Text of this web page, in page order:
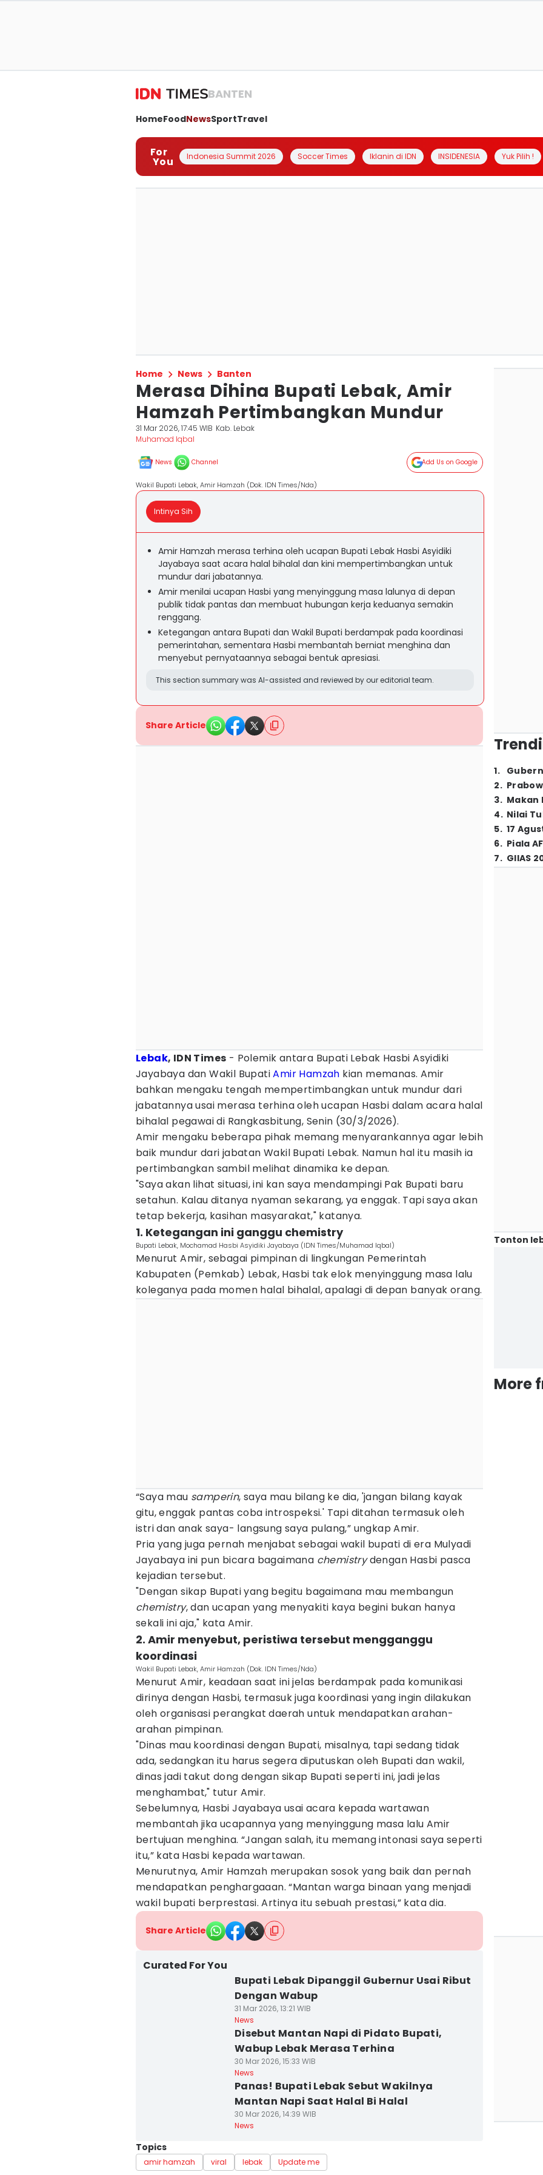
BANTEN
HomeFoodNewsSportTravel
For
You Indonesia Summit 2026 Soccer Times Iklanin di IDN INSIDENESIA Yuk Pilih !
Home News Banten
Merasa Dihina Bupati Lebak, Amir
Hamzah Pertimbangkan Mundur
31 Mar 2026, 17:45 WIB Kab. Lebak
Muhamad Iqbal
News Channel Add Us on Google
Wakil Bupati Lebak, Amir Hamzah (Dok. IDN Times/Nda)
Intinya Sih
Amir Hamzah merasa terhina oleh ucapan Bupati Lebak Hasbi Asyidiki
Jayabaya saat acara halal bihalal dan kini mempertimbangkan untuk
mundur dari jabatannya.
Amir menilai ucapan Hasbi yang menyinggung masa lalunya di depan
publik tidak pantas dan membuat hubungan kerja keduanya semakin
renggang.
Ketegangan antara Bupati dan Wakil Bupati berdampak pada koordinasi
pemerintahan, sementara Hasbi membantah berniat menghina dan
menyebut pernyataannya sebagai bentuk apresiasi.
This section summary was AI-assisted and reviewed by our editorial team.
Share Article
Lebak, IDN Times - Polemik antara Bupati Lebak Hasbi Asyidiki
Jayabaya dan Wakil BupatiAmir Hamzah kian memanas. Amir
bahkan mengaku tengah mempertimbangkan untuk mundur dari
jabatannya usai merasa terhina oleh ucapan Hasbi dalam acara halal
bihalal pegawai di Rangkasbitung, Senin (30/3/2026).
Amir mengaku beberapa pihak memang menyarankannya agar lebih
baik mundur dari jabatan Wakil Bupati Lebak. Namun hal itu masih ia
pertimbangkan sambil melihat dinamika ke depan.
"Saya akan lihat situasi, ini kan saya mendampingi Pak Bupati baru
setahun. Kalau ditanya nyaman sekarang, ya enggak. Tapi saya akan
tetap bekerja, kasihan masyarakat," katanya.
1. Ketegangan ini ganggu chemistry
Bupati Lebak, Mochamad Hasbi Asyidiki Jayabaya (IDN Times/Muhamad Iqbal)
Menurut Amir, sebagai pimpinan di lingkungan Pemerintah
Kabupaten (Pemkab) Lebak, Hasbi tak elok menyinggung masa lalu
koleganya pada momen halal bihalal, apalagi di depan banyak orang.
“Saya mau samperin, saya mau bilang ke dia, 'jangan bilang kayak
gitu, enggak pantas coba introspeksi.' Tapi ditahan termasuk oleh
istri dan anak saya- langsung saya pulang,” ungkap Amir.
Pria yang juga pernah menjabat sebagai wakil bupati di era Mulyadi
Jayabaya ini pun bicara bagaimana chemistrydengan Hasbi pasca
kejadian tersebut.
"Dengan sikap Bupati yang begitu bagaimana mau membangun
chemistry, dan ucapan yang menyakiti kaya begini bukan hanya
sekali ini aja," kata Amir.
2. Amir menyebut, peristiwa tersebut mengganggu
koordinasi
Wakil Bupati Lebak, Amir Hamzah (Dok. IDN Times/Nda)
Menurut Amir, keadaan saat ini jelas berdampak pada komunikasi
dirinya dengan Hasbi, termasuk juga koordinasi yang ingin dilakukan
oleh organisasi perangkat daerah untuk mendapatkan arahan-
arahan pimpinan.
"Dinas mau koordinasi dengan Bupati, misalnya, tapi sedang tidak
ada, sedangkan itu harus segera diputuskan oleh Bupati dan wakil,
dinas jadi takut dong dengan sikap Bupati seperti ini, jadi jelas
menghambat," tutur Amir.
Sebelumnya, Hasbi Jayabaya usai acara kepada wartawan
membantah jika ucapannya yang menyinggung masa lalu Amir
bertujuan menghina. “Jangan salah, itu memang intonasi saya seperti
itu,” kata Hasbi kepada wartawan.
Menurutnya, Amir Hamzah merupakan sosok yang baik dan pernah
mendapatkan penghargaaan. “Mantan warga binaan yang menjadi
wakil bupati berprestasi. Artinya itu sebuah prestasi,” kata dia.
Share Article
Curated For You
Bupati Lebak Dipanggil Gubernur Usai Ribut
Dengan Wabup
31 Mar 2026, 13:21 WIB
News
Disebut Mantan Napi di Pidato Bupati,
Wabup Lebak Merasa Terhina
30 Mar 2026, 15:33 WIB
News
Panas! Bupati Lebak Sebut Wakilnya
Mantan Napi Saat Halal Bi Halal
30 Mar 2026, 14:39 WIB
News
Topics
amir hamzah viral lebak Update me
1.
2.
3. Makan
4. Nilai
5. 17
6. Piala
7. GIIAS
Tonton
More